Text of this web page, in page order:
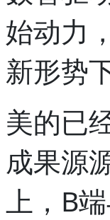
始动力
新形势
美的已
成果源
上，B